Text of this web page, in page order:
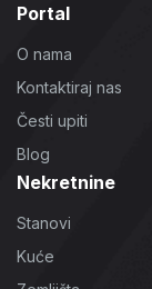
Portal
O nama
Kontaktiraj nas
Česti upiti
Blog
Nekretnine
Stanovi
Kuće